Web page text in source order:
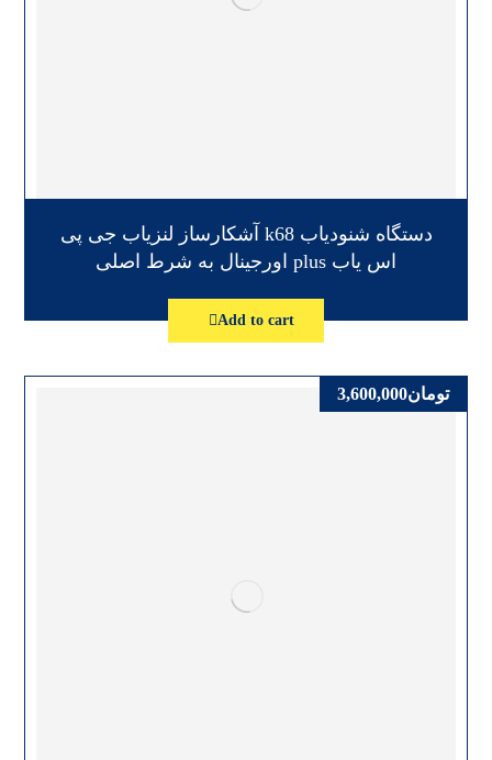
دستگاه شنودیاب k68 آشکارساز لنزیاب جی پی
اس یاب plus اورجینال به شرط اصلی
Add to cart
تومان3,600,000